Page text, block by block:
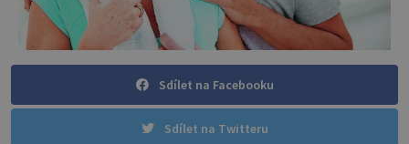
Sdílet na Facebooku
Sdílet na Twitteru